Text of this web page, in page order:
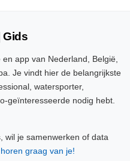
Gids
app van Nederland, België,
Je vindt hier de belangrijkste
watersporter,
geïnteresseerde nodig hebt.
wil je samenwerken of data
graag van je!